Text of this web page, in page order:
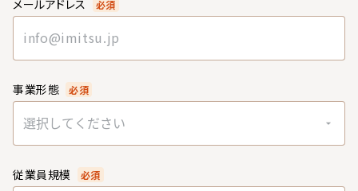
メールアドレス 必須
事業形態 必須
選択してください
従業員規模 必須